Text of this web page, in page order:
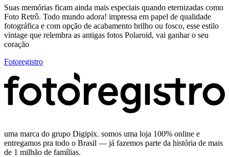
Suas memórias ficam ainda mais especiais quando eternizadas como
Foto Retrô. Todo mundo adora! impressa em papel de qualidade
fotográfica e com opção de acabamento brilho ou fosco, esse estilo
vintage que relembra as antigas fotos Polaroid, vai ganhar o seu
coração
Fotoregistro
uma marca do grupo Digipix. somos uma loja 100% online e
entregamos pra todo o Brasil — já fazemos parte da história de mais
de 1 milhão de famílias.